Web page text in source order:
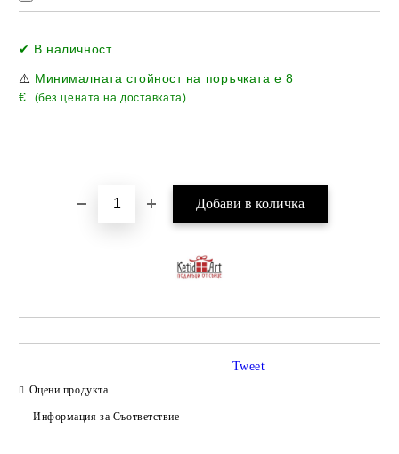
✔ В наличност
⚠️ Минималната стойност на поръчката е8
€
(без цената на доставката).
Оцени продукта
Информация за Съответствие
Tweet